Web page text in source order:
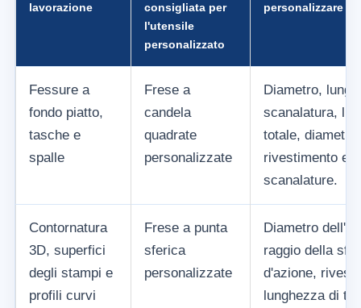
lavorazione
consigliata per
l'utensile
personalizzato
personalizzare
Fessure a
fondo piatto,
tasche e
spalle
Frese a
candela
quadrate
personalizzate
Diametro,
scanalatura,
totale, diametro
rivestimento e
scanalature.
Contornatura
3D, superfici
degli stampi e
profili curvi
Frese a punta
sferica
personalizzate
Diametro
raggio della
d'azione,
lunghezza di